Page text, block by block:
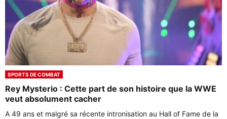
SPORTS DE COMBAT
Rey Mysterio : Cette part de son histoire que la WWE
veut absolument cacher
A 49 ans et malgré sa récente intronisation au Hall of Fame de la